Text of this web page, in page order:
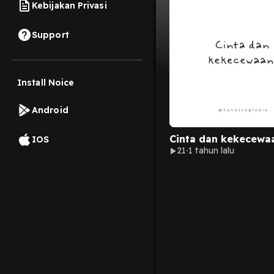
Kebijakan Privasi
Support
Install Noice
Android
IOS Cinta dan
21 1 tahun lalu